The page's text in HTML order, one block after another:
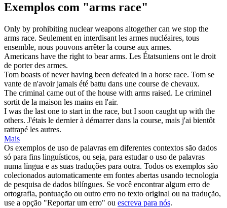
Exemplos com "arms race"
Only by prohibiting nuclear weapons altogether can we stop the
arms race. Seulement en interdisant les armes nucléaires, tous
ensemble, nous pouvons arrêter la course aux armes.
Americans have the right to beararms. Les Étatsuniens ont le droit
de porter des armes.
Tom boasts of never having been defeated in a horse race. Tom se
vante de n'avoir jamais été battu dans une course de chevaux.
The criminal came out of the house with arms raised. Le criminel
sortit de la maison les mains en l'air.
I was the last one to start in the race, but I soon caught up with the
others. J'étais le dernier à démarrer dans la course, mais j'ai bientôt
rattrapé les autres.
Mais
Os exemplos de uso de palavras em diferentes contextos são dados
só para fins linguísticos, ou seja, para estudar o uso de palavras
numa língua e as suas traduções para outra. Todos os exemplos são
colecionados automaticamente em fontes abertas usando tecnologia
de pesquisa de dados bilíngues. Se você encontrar algum erro de
ortografia, pontuação ou outro erro no texto original ou na tradução,
use a opção "Reportar um erro" ou escreva para nós.